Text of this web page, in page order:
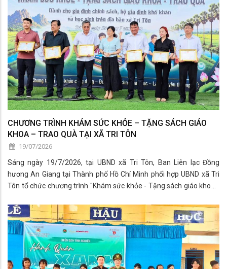
cùng Công an xã Tri Tôn tổ chức chương trình tọa đàm "Thanh niên
hoàn lương tiến bộ" năm 2026.
CHƯƠNG TRÌNH KHÁM SỨC KHỎE – TẶNG SÁCH GIÁO
KHOA – TRAO QUÀ TẠI XÃ TRI TÔN
19/07/2026
Sáng ngày 19/7/2026, tại UBND xã Tri Tôn, Ban Liên lạc Đồng
hương An Giang tại Thành phố Hồ Chí Minh phối hợp UBND xã Tri
Tôn tổ chức chương trình "Khám sức khỏe - Tặng sách giáo khoa -
và học sinh trên địa bàn xã.